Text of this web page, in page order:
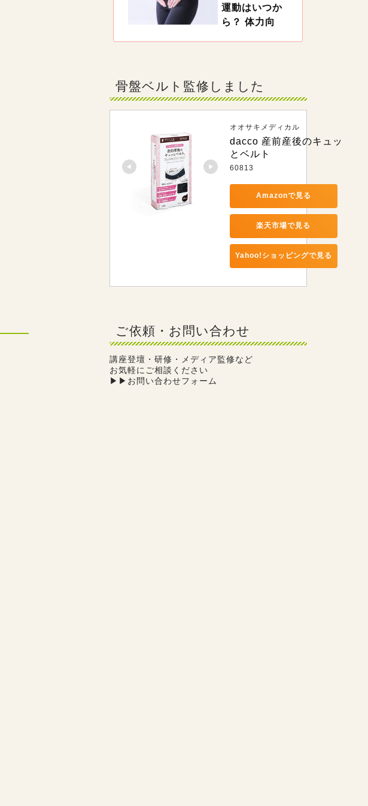
自宅で簡単にできるマタニティエクササイズを試
してみましょう！「骨盤底筋」「腰痛」「肩こ
り」「足のむくみ」と目的・部分別に対策のため
運動はいつか
ら？ 体力向
出産後、赤ちゃんのお世話にも慣れてくると、妊
娠中に増えた体重が気になってくる人も多いので
めの運動のやり方とともに解説してもらうので、
参考にしてくださいね。
骨盤ベルト監修しました
オオサキメディカル
dacco 産前産後のキュッ
とベルト
60813
Amazonで見る
楽天市場で見る
Yahoo!ショッピングで見る
ご依頼・お問い合わせ
講座登壇・研修・メディア監修など
お気軽にご相談ください
▶︎ ▶︎お問い合わせフォーム